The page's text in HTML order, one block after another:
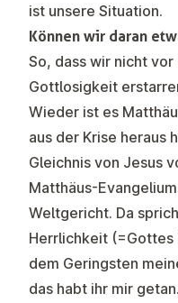
ist unsere Situation.
Können wir daran
So, dass wir nicht
Gottlosigkeit
Wieder ist es
aus der Krise heraus
Gleichnis von Jesus
Matthäus-
Weltgericht. Da
Herrlichkeit (=Gottes
dem Geringsten
das habt ihr mir getan.